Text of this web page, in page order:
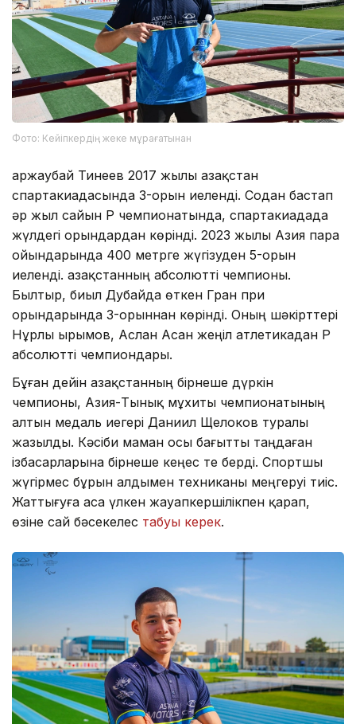
Фото: Кейіпкердің жеке мұрағатынан
Қаржаубай Тинеев 2017 жылы Қазақстан
спартакиадасында 3-орын иеленді. Содан бастап
әр жыл сайын ҚР чемпионатында, спартакиадада
жүлдегі орындардан көрінді. 2023 жылы Азия пара
ойындарында 400 метрге жүгізуден 5-орын
иеленді. Қазақстанның абсолютті чемпионы.
Былтыр, биыл Дубайда өткен Гран при
орындарында 3-орыннан көрінді. Оның шәкірттері
Нұрлы Қырымов, Аслан Асан жеңіл атлетикадан ҚР
абсолютті чемпиондары.
Бұған дейін Қазақстанның бірнеше дүркін
чемпионы, Азия-Тынық мұхиты чемпионатының
алтын медаль иегері Даниил Щелоков туралы
жазылды. Кәсіби маман осы бағытты таңдаған
ізбасарларына бірнеше кеңес те берді. Спортшы
жүгірмес бұрын алдымен техниканы меңгеруі тиіс.
Жаттығуға аса үлкен жауапкершілікпен қарап,
өзіне сай бәсекелес табуы керек.